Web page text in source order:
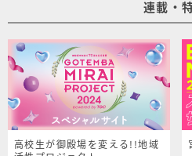
連載・
高校生が御殿場を変える!!地域